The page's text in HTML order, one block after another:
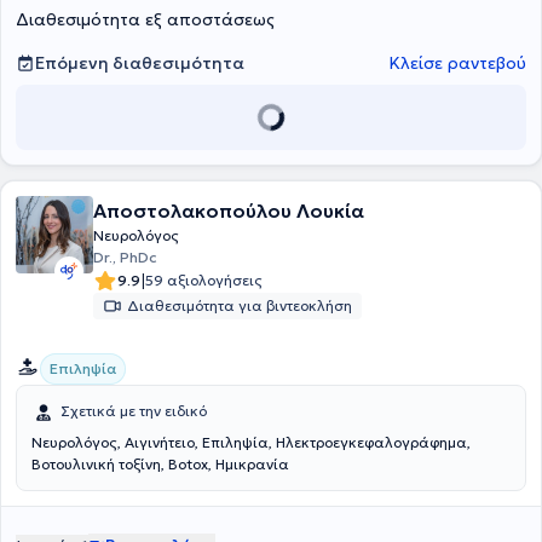
Διαθεσιμότητα εξ αποστάσεως
Επόμενη διαθεσιμότητα
Κλείσε ραντεβού
Αποστολακοπούλου Λουκία
Νευρολόγος
Dr., PhDc
9.9|59 αξιολογήσεις
Διαθεσιμότητα για βιντεοκλήση
Επιληψία
Σχετικά με την ειδικό
Νευρολόγος, Αιγινήτειο, Επιληψία, Ηλεκτροεγκεφαλογράφημα,
Bοτουλινική τοξίνη, Botox, Ημικρανία